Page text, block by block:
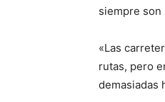
siempre son
«Las
rutas, pero
demasiadas